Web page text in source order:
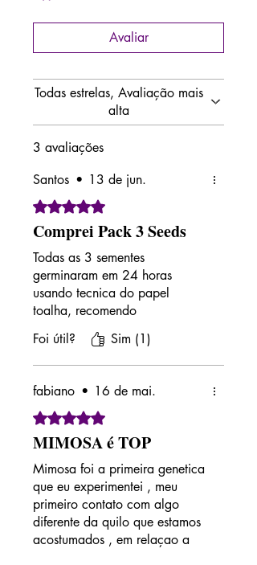
Avaliar
Todas estrelas, Avaliação mais
alta
3 avaliações
Santos • 13 de jun.
Rated 5 out of 5 stars.
Comprei Pack 3 Seeds
Todas as 3 sementes
germinaram em 24 horas
usando tecnica do papel
toalha, recomendo
Foi útil?
Sim (1)
fabiano • 16 de mai.
Rated 5 out of 5 stars.
MIMOSA é TOP
Mimosa foi a primeira genetica
que eu experimentei , meu
primeiro contato com algo
diferente da quilo que estamos
acostumados , em relaçao a